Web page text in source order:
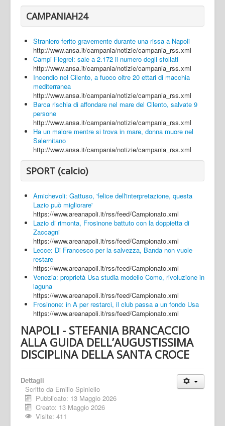
CAMPANIAH24
Straniero ferito gravemente durante una rissa a Napoli
http://www.ansa.it/campania/notizie/campania_rss.xml
Campi Flegrei: sale a 2.172 il numero degli sfollati
http://www.ansa.it/campania/notizie/campania_rss.xml
Incendio nel Cilento, a fuoco oltre 20 ettari di macchia
mediterranea
http://www.ansa.it/campania/notizie/campania_rss.xml
Barca rischia di affondare nel mare del Cilento, salvate 9
persone
http://www.ansa.it/campania/notizie/campania_rss.xml
Ha un malore mentre si trova in mare, donna muore nel
Salernitano
http://www.ansa.it/campania/notizie/campania_rss.xml
SPORT (calcio)
Amichevoli: Gattuso, 'felice dell'interpretazione, questa
Lazio può migliorare'
https://www.areanapoli.it/rss/feed/Campionato.xml
Lazio di rimonta, Frosinone battuto con la doppietta di
Zaccagni
https://www.areanapoli.it/rss/feed/Campionato.xml
Lecce: Di Francesco per la salvezza, Banda non vuole
restare
https://www.areanapoli.it/rss/feed/Campionato.xml
Venezia: proprietà Usa studia modello Como, rivoluzione in
laguna
https://www.areanapoli.it/rss/feed/Campionato.xml
Frosinone: in A per restarci, il club passa a un fondo Usa
https://www.areanapoli.it/rss/feed/Campionato.xml
NAPOLI - STEFANIA BRANCACCIO
ALLA GUIDA DELL’AUGUSTISSIMA
DISCIPLINA DELLA SANTA CROCE
Dettagli
Scritto da Emilio Spiniello
Pubblicato: 13 Maggio 2026
Creato: 13 Maggio 2026
Visite: 411